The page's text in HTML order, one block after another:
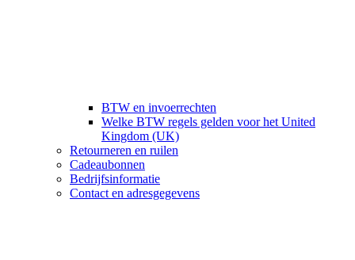
BTW en invoerrechten
Welke BTW regels gelden voor het United
Kingdom (UK)
Retourneren en ruilen
Cadeaubonnen
Bedrijfsinformatie
Contact en adresgegevens